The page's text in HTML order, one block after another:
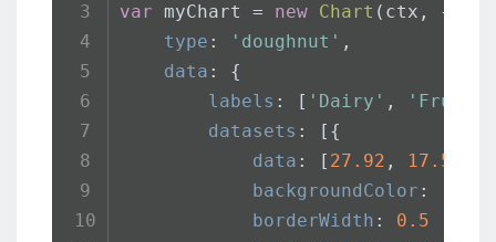
var myChart = new Chart (ctx, {
type : 'doughnut' ,
data : {
labels : [ 'Dairy' ,
'Fruits'
datasets : [{
data : [ 27.92 , 17.53
backgroundColor : [
borderWidth : 0.5